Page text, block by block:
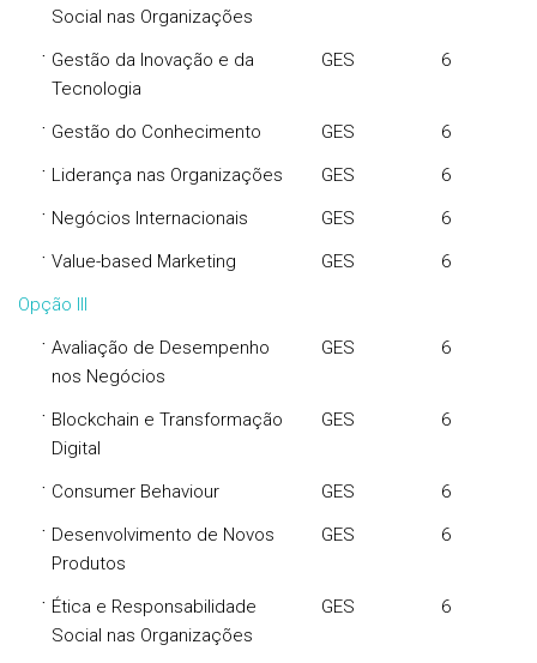
Social nas Organizações
· Gestão da Inovação e da
Tecnologia
GES 6
· Gestão do Conhecimento GES 6
· Liderança nas Organizações GES 6
· Negócios Internacionais GES 6
· Value-based Marketing GES
6
Opção III
· Avaliação de Desempenho
nos Negócios
GES 6
· Blockchain e Transformação
Digital
GES 6
· Consumer Behaviour GES 6
· Desenvolvimento de Novos
Produtos
GES 6
· Ética e Responsabilidade
Social nas Organizações
GES 6